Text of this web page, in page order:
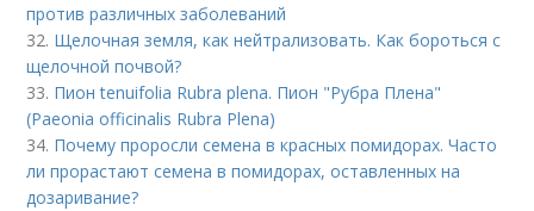
против различных заболеваний
32. Щелочная земля, как нейтрализовать. Как бороться с
щелочной почвой?
33. Пион tenuifolia Rubra plena. Пион "Рубра Плена"
(Paeonia officinalis Rubra Plena)
34. Почему проросли семена в красных помидорах. Часто
ли прорастают семена в помидорах, оставленных на
дозаривание?